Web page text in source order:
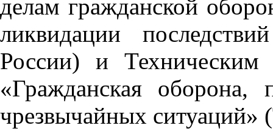
делам гражданской
ликвидации
России) и Техническим
«Гражданская оборона,
чрезвычайных ситуаций»